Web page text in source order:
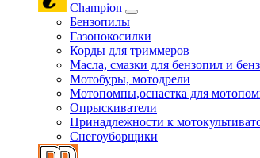
Champion
Бензопилы
Газонокосилки
Корды для триммеров
Масла, смазки для бензопил и
Мотобуры, мотодрели
Мотопомпы,оснастка для
Опрыскиватели
Принадлежности к
Снегоуборщики